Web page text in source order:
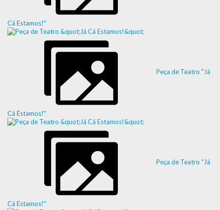
Cá Estamos!"
Peça de Teatro "Já
Cá Estamos!"
Peça de Teatro "Já
Cá Estamos!"